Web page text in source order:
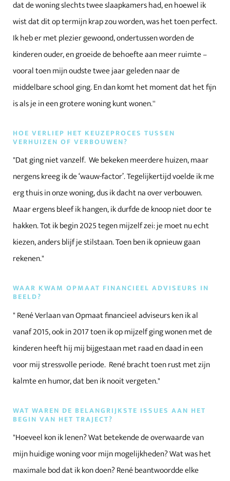
dat de woning slechts twee slaapkamers had, en hoewel ik
wist dat dit op termijn krap zou worden, was het toen perfect.
Ik heb er met plezier gewoond, ondertussen worden de
kinderen ouder, en groeide de behoefte aan meer ruimte –
vooral toen mijn oudste twee jaar geleden naar de
middelbare school ging. En dan komt het moment dat het fijn
is als je in een grotere woning kunt wonen.''
HOE VERLIEP HET KEUZEPROCES TUSSEN
VERHUIZEN OF VERBOUWEN?
"Dat ging niet vanzelf. We bekeken meerdere huizen, maar
nergens kreeg ik de ‘wauw-factor’. Tegelijkertijd voelde ik me
erg thuis in onze woning, dus ik dacht na over verbouwen.
Maar ergens bleef ik hangen, ik durfde de knoop niet door te
hakken. Tot ik begin 2025 tegen mijzelf zei: je moet nu echt
kiezen, anders blijf je stilstaan. Toen ben ik opnieuw gaan
rekenen."
WAAR KWAM OPMAAT FINANCIEEL ADVISEURS IN
BEELD?
" René Verlaan van Opmaat financieel adviseurs ken ik al
vanaf 2015, ook in 2017 toen ik op mijzelf ging wonen met de
kinderen heeft hij mij bijgestaan met raad en daad in een
voor mij stressvolle periode. René bracht toen rust met zijn
kalmte en humor, dat ben ik nooit vergeten."
WAT WAREN DE BELANGRIJKSTE ISSUES AAN HET
BEGIN VAN HET TRAJECT?
"Hoeveel kon ik lenen? Wat betekende de overwaarde van
mijn huidige woning voor mijn mogelijkheden? Wat was het
maximale bod dat ik kon doen? René beantwoordde elke